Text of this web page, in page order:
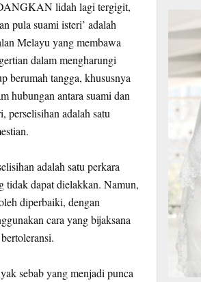
lidah lagi tergigit,
pula suami isteri’ adalah
Melayu yang membawa
dalam mengharungi
berumah tangga, khususnya
hubungan antara suami dan
perselisihan adalah satu
adalah satu perkara
tidak dapat dielakkan. Namun,
diperbaiki, dengan
cara yang bijaksana
sebab yang menjadi punca